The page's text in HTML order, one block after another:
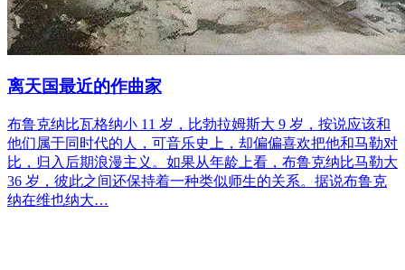
离天国最近的作曲家
布鲁克纳比瓦格纳小 11 岁，比勃拉姆斯大 9 岁，按说应该和
他们属于同时代的人，可音乐史上，却偏偏喜欢把他和马勒对
比，归入后期浪漫主义。如果从年龄上看，布鲁克纳比马勒大
36 岁，彼此之间还保持着一种类似师生的关系。据说布鲁克
纳在维也纳大…